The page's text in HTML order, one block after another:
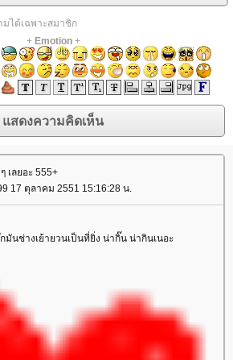
ได้เฉพาะสมาชิก
+ Emotion+
เลยอะ 555+
17 ตุลาคม 2551 15:16:28 น.
มันช่างเย้ายวนเป็นที่ยิ่ง น่ากิ๊น น่ากินเนอะ